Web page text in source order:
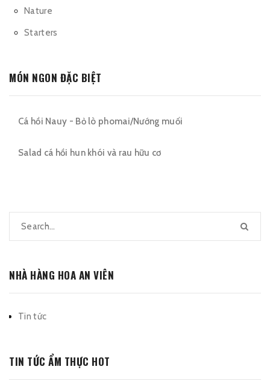
Nature
Starters
MÓN NGON ĐẶC BIỆT
Cá hồi Nauy - Bỏ lò phomai/Nướng muối
Salad cá hồi hun khói và rau hữu cơ
NHÀ HÀNG HOA AN VIÊN
Tin tức
TIN TỨC ẨM THỰC HOT